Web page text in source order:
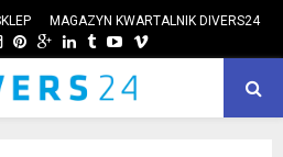
MAGAZYN KWARTALNIK DIVERS24
INSTAGRAM
PINTEREST
GOOGLE
LINKEDIN
TUMBLRYOUTUBE
VIMEO